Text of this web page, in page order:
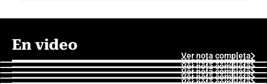
En video
Ver nota completa
Ver nota completa
Ver nota completa
Ver nota completa
Ver nota completa